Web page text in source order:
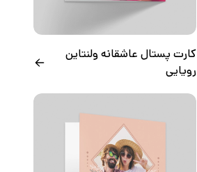
کارت پستال عاشقانه ولنتاین
رویایی